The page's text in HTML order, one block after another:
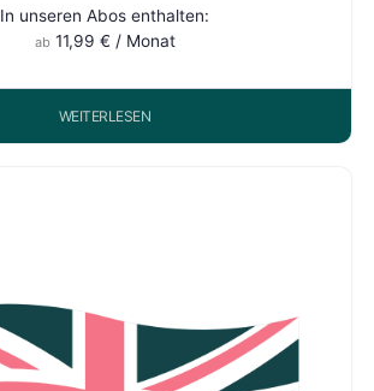
In unseren Abos enthalten:
ab 11,99 € / Monat
WEITERLESEN